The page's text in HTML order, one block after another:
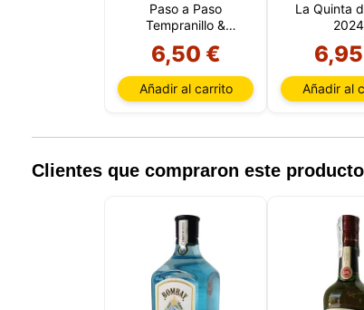
Paso a Paso
Tempranillo &
6,50 €
Añadir al carrito
La Quinta
2024
Añadir al
Clientes que compraron este